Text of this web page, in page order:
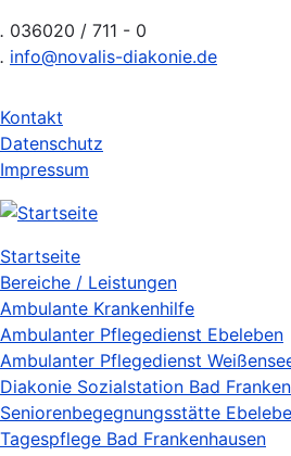
Direkt
zum
. 036020 / 711 - 0
. info@novalis-diakonie.de
Header
Navigation
Kontakt
Datenschutz
Impressum
Hauptnavigation
Startseite
Bereiche / Leistungen
Ambulante Krankenhilfe
Ambulanter Pflegedienst Ebeleben
Ambulanter Pflegedienst
Diakonie Sozialstation Bad
Seniorenbegegnungsstätte
Tagespflege Bad Frankenhausen